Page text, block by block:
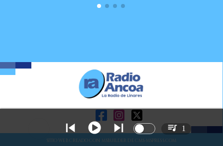
SITIO WEB CREADO CON MSBUILDER DE CMS-MSPRESS.COM
1